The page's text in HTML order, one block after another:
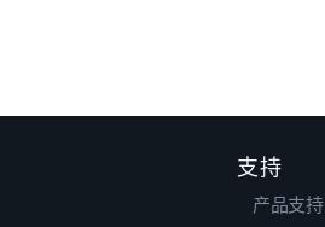
支持
产品支持